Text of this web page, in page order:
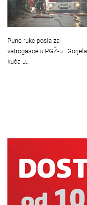
Pune ruke posla za
vatrogasce u PGŽ-u : Gorjela
kuća u…